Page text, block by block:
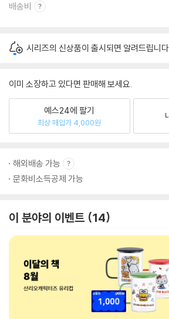
배송비
시리즈의 신상품이 출시되면 알려드립니
이미 소장하고 있다면 판매해 보세요.
예스24에 팔기
최상 매입가 4,000원
해외배송 가능
문화비소득공제 가능
이 분야의 이벤트 14